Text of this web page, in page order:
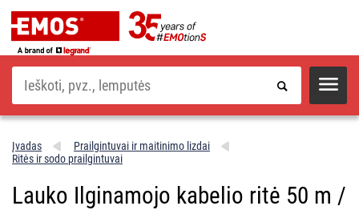
Paieška
Įvadas
Prailgintuvai ir maitinimo lizdai
Ritės ir sodo prailgintuvai
Lauko Ilginamojo kabelio ritė 50 m /